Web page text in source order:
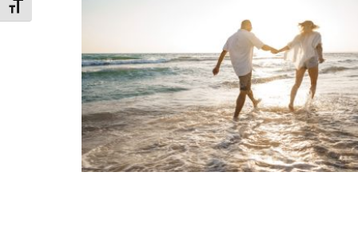
Alternar tamanho da fonte